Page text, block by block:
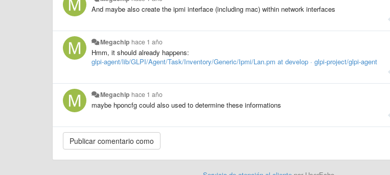
And maybe also create the ipmi interface (including mac) within network interfaces
Megachip hace 1 año
Hmm, it should already happens:
glpi-agent/lib/GLPI/Agent/Task/Inventory/Generic/Ipmi/Lan.pm at develop · glpi-project/glpi-agent
Megachip hace 1 año
maybe hponcfg could also used to determine these informations